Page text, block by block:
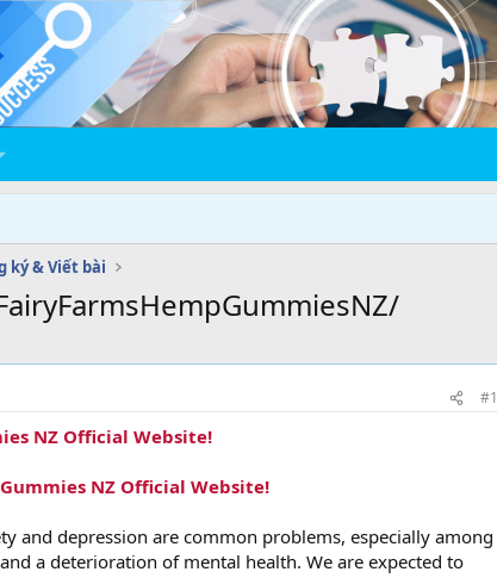
ký & Viết bài
#1
NZ Official Website!
NZ Official Website!
and depression are common problems, especially among
a deterioration of mental health. We are expected to